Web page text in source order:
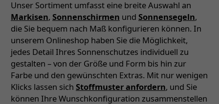
Unser Sortiment umfasst eine breite Auswahl an
Markisen, Sonnenschirmen und Sonnensegeln,
die Sie bequem nach Maß konfigurieren können. In
unserem Onlineshop haben Sie die Möglichkeit,
jedes Detail Ihres Sonnenschutzes individuell zu
gestalten – von der Größe und Form bis hin zur
Farbe und den gewünschten Extras. Mit nur wenigen
Klicks lassen sich Stoffmuster anfordern, und Sie
können Ihre Wunschkonfiguration zusammenstellen